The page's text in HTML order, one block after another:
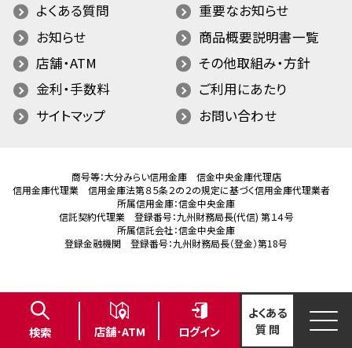
検索 店舗･ATM ログイン
よくある
質 問
よくある質問
重要なお知らせ
お知らせ
商品概要説明書一覧
店舗・ATM
その他取組み・方針
金利・手数料
ご利用にあたり
サイトマップ
お問い合わせ
商号等：大分みらい信用金庫 信金中央金庫代理店
信用金庫代理業 信用金庫法第８５条２の２の規定に基づく信用金庫代理業者
所属信用金庫：信金中央金庫
信託契約代理業 登録番号：九州財務局長(代信) 第１４号
所属信託会社：信金中央金庫
登録金融機関 登録番号：九州財務局長（登金）第18号